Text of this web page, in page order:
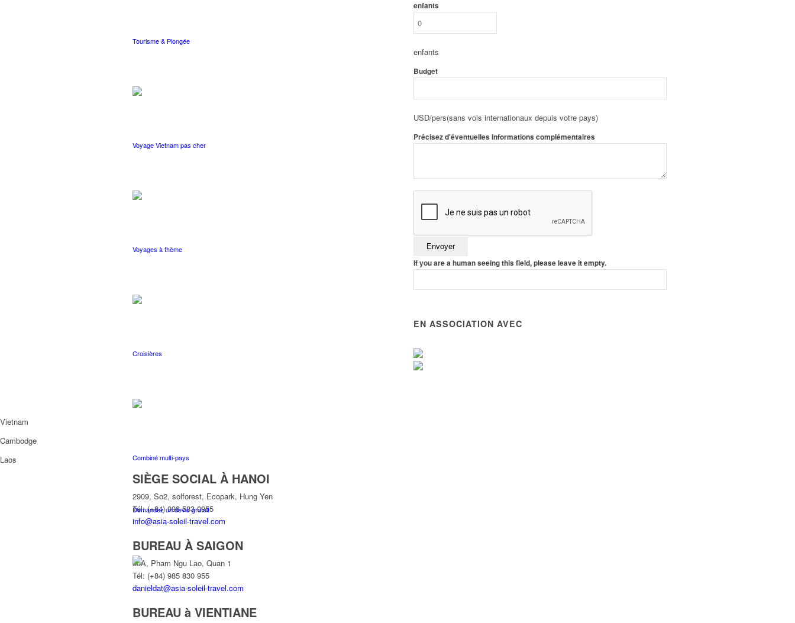
Tourisme & Plongée
Voyage Vietnam pas cher
Voyages à thème
Croisières
Combiné multi-pays
Demandez un devis gratuit
enfants
enfants
Budget
USD/pers(sans vols internationaux depuis votre pays)
Précisez d'éventuelles informations complémentaires
If you are a human seeing this field, please leave it empty.
EN ASSOCIATION AVEC
Vietnam
Cambodge
Laos
SIÈGE SOCIAL À HANOI
2909, So2, solforest, Ecopark, Hung Yen
Tél: (+84) 098 583 0955
info@asia-soleil-travel.com
BUREAU À SAIGON
30A, Pham Ngu Lao, Quan 1
Tél: (+84) 985 830 955
danieldat@asia-soleil-travel.com
BUREAU à VIENTIANE